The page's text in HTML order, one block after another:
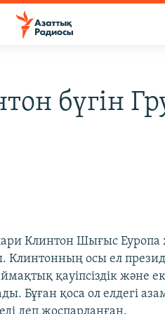
бүгін
Клинтон Шығыс Еуропа
Клинтонның осы ел
қауіпсіздік және
Бұған қоса ол елдегі